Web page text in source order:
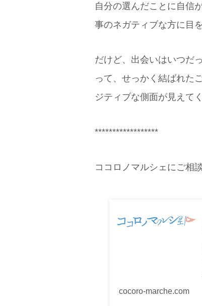
自分の選んだことに自信
事のネガティブな方に目
だけど、出会いはいつだ
って、せっかく結ばれた
ジティブな側面が見えて
******************
ココロノマルシェにご相
cocoro-marche.com